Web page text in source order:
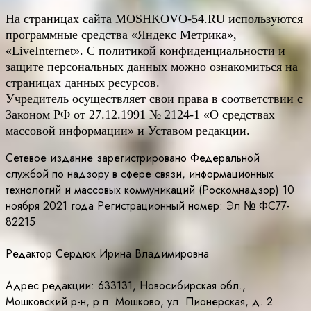
На страницах сайта MOSHKOVO-54.RU используются
программные средства «Яндекс Метрика»,
«LiveInternet». С политикой конфиденциальности и
защите персональных данных можно ознакомиться на
страницах данных ресурсов.
Учредитель осуществляет свои права в соответствии с
Законом РФ от 27.12.1991 № 2124-1 «О средствах
массовой информации» и Уставом редакции.
Сетевое издание зарегистрировано Федеральной
службой по надзору в сфере связи, информационных
технологий и массовых коммуникаций (Роскомнадзор) 10
ноября 2021 года Регистрационный номер: Эл № ФС77-
82215
Редактор Сердюк Ирина Владимировна
Адрес редакции: 633131, Новосибирская обл.,
Мошковский р-н, р.п. Мошково, ул. Пионерская, д. 2